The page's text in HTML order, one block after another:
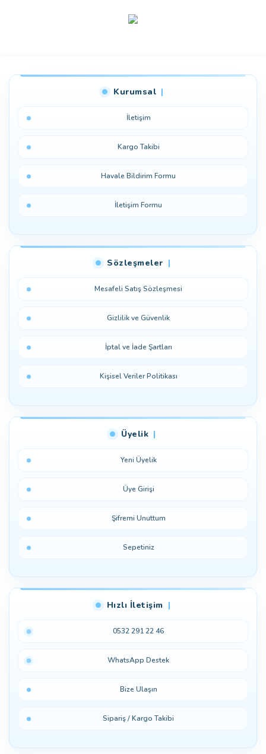
Kurumsal
İletişim
Kargo Takibi
Havale Bildirim Formu
İletişim Formu
Sözleşmeler
Mesafeli Satış Sözleşmesi
Gizlilik ve Güvenlik
İptal ve İade Şartları
Kişisel Veriler Politikası
Üyelik
Yeni Üyelik
Üye Girişi
Şifremi Unuttum
Sepetiniz
Hızlı İletişim
0532 291 22 46
WhatsApp Destek
Bize Ulaşın
Sipariş / Kargo Takibi